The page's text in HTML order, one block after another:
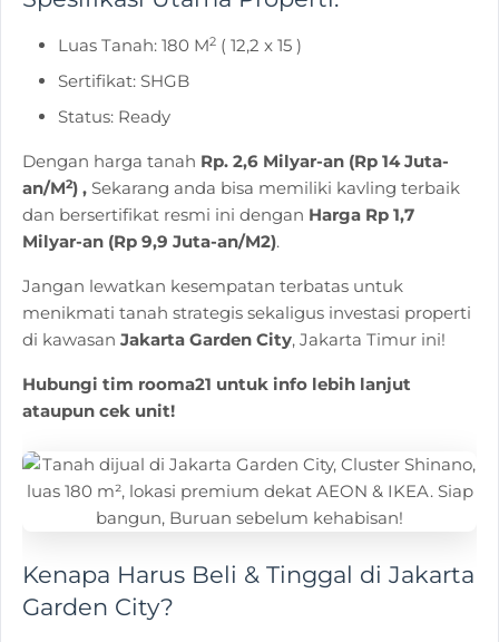
Luas Tanah: 180 M2 ( 12,2 x 15 )
Sertifikat: SHGB
Status: Ready
Dengan harga tanah Rp. 2,6 Milyar-an (Rp 14 Juta-
an/M2) , Sekarang anda bisa memiliki kavling terbaik
dan bersertifikat resmi ini dengan Harga Rp 1,7
Milyar-an (Rp 9,9 Juta-an/M2).
Jangan lewatkan kesempatan terbatas untuk
menikmati tanah strategis sekaligus investasi properti
di kawasanJakarta Garden City, Jakarta Timur ini!
Hubungi tim rooma21 untuk info lebih lanjut
ataupun cek unit!
Kenapa Harus Beli & Tinggal di Jakarta
Garden City?